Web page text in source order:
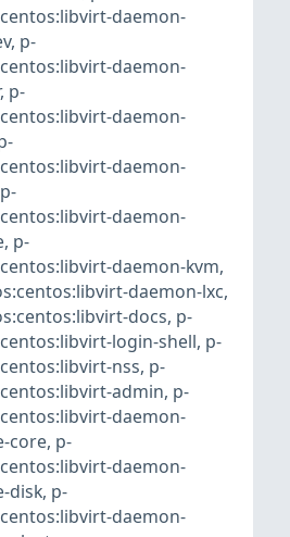
daemon-
, p-
daemon-
, p-
daemon-
daemon-
p-
daemon-
, p-
daemon-kvm,
daemon-lxc,
docs, p-
login-shell, p-
nss, p-
admin, p-
daemon-
core, p-
daemon-
disk, p-
daemon-